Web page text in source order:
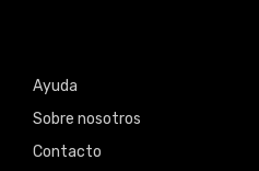
Ayuda
Sobre nosotros
Contacto